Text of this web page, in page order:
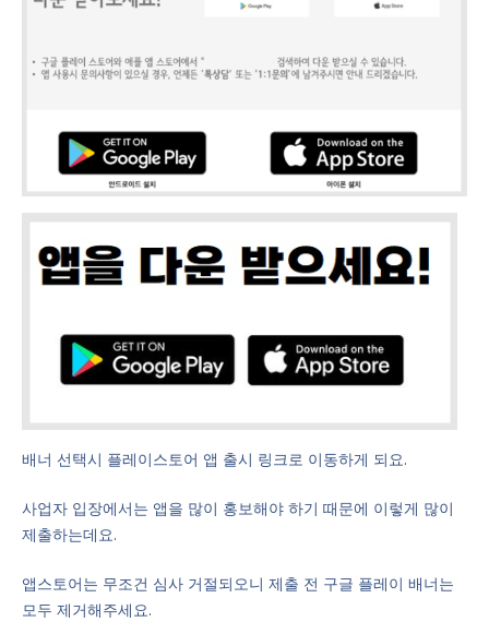
배너 선택시 플레이스토어 앱 출시 링크로 이동하게 되요.
사업자 입장에서는 앱을 많이 홍보해야 하기 때문에 이렇게 많이
제출하는데요.
앱스토어는 무조건 심사 거절되오니 제출 전 구글 플레이 배너는
모두 제거해주세요.